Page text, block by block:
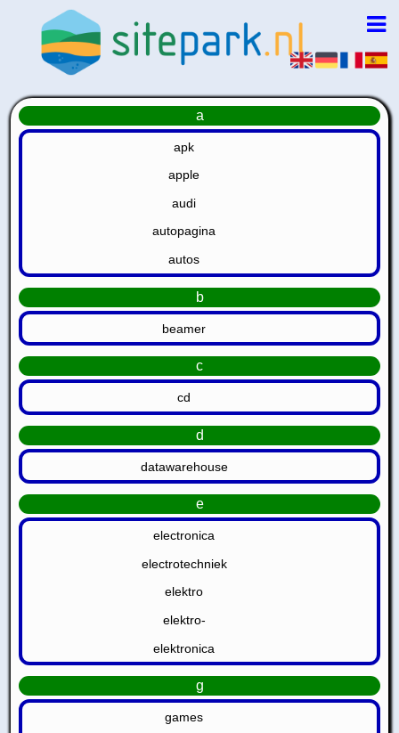
a
apk
apple
audi
autopagina
autos
b
beamer
c
cd
d
datawarehouse
e
electronica
electrotechniek
elektro
elektro-
elektronica
g
games